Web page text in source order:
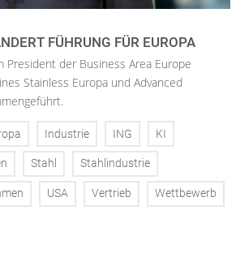
FÜHRUNG FÜR EUROPA
President der Business Area Europe
Stainless Europa und Advanced
Industrie ING KI
Stahl Stahlindustrie
USA Vertrieb Wettbewerb